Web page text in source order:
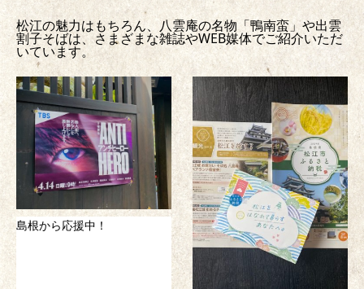
松江の魅力はもちろん、八雲庵の名物「鴨南蛮」や出雲
割子そばは、さまざまな雑誌やWEB媒体でご紹介いただ
いています。
島根から応援中！